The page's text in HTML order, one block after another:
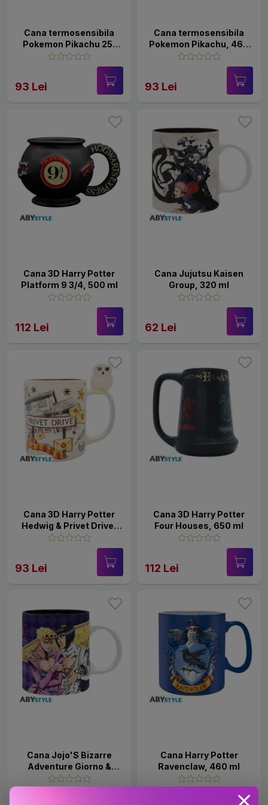
Cana termosensibila
Pokemon Pikachu 25,
460 ml
93 Lei
Cana termosensibila
Pokemon Pikachu, 460
ml
93 Lei
Cana 3D Harry Potter
Platform 9 3/4, 500 ml
112 Lei
Cana Jujutsu Kaisen
Group, 320 ml
62 Lei
Cana 3D Harry Potter
Hedwig & Privet Drive,
500 ml
93 Lei
Cana 3D Harry Potter
Four Houses, 650 ml
112 Lei
Cana Jojo'S Bizarre
Adventure Giorno &
Bruno, 320 ml
Cana Harry Potter
Ravenclaw, 460 ml